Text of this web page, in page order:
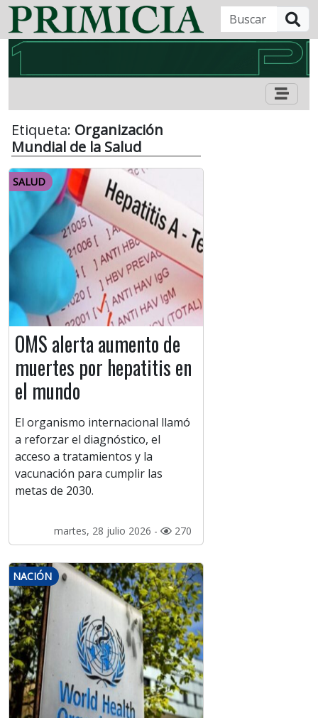
Etiqueta: Organización
Mundial de la Salud
SALUD
OMS alerta aumento de
muertes por hepatitis en
el mundo
El organismo internacional llamó
a reforzar el diagnóstico, el
acceso a tratamientos y la
vacunación para cumplir las
metas de 2030.
martes, 28 julio 2026 - 270
NACIÓN